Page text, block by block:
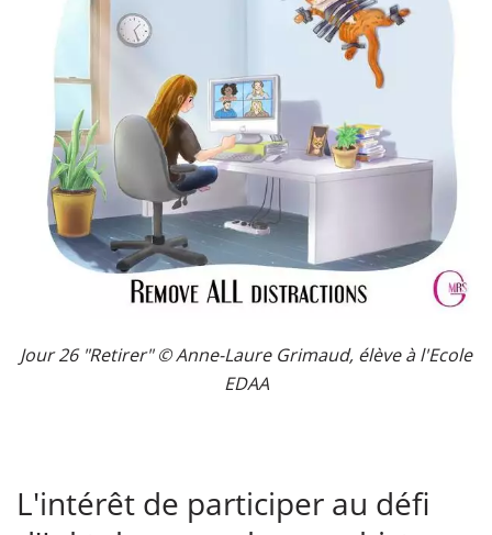
Jour 26 "Retirer" ©Anne-Laure Grimaud, élève à l'Ecole
EDAA
L'intérêt de participer au défi